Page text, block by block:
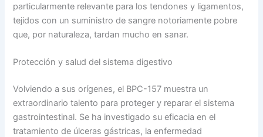
particularmente relevante para los tendones y ligamentos,
tejidos con un suministro de sangre notoriamente pobre
que, por naturaleza, tardan mucho en sanar.
Protección y salud del sistema digestivo
Volviendo a sus orígenes, el BPC-157 muestra un
extraordinario talento para proteger y reparar el sistema
gastrointestinal. Se ha investigado su eficacia en el
tratamiento de úlceras gástricas, la enfermedad